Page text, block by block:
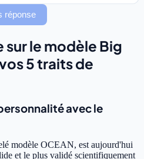
réponse
le modèle Big
5 traits de
avec le
modèle OCEAN, est aujourd'hui
et le plus validé scientifiquement